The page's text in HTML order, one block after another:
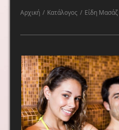
Αρχική / Κατάλογος / Είδη Μασάζ